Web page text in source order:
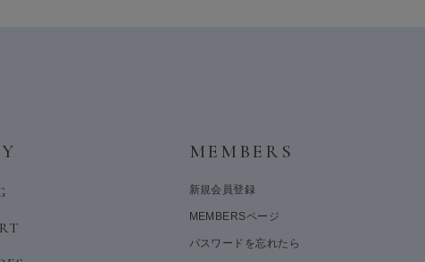
MEMBERS
新規会員登録
MEMBERSページ
パスワードを忘れたら